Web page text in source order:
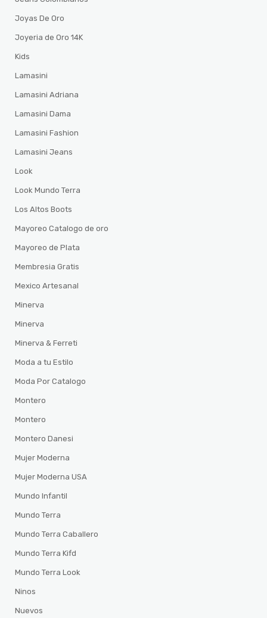
Joyas De Oro
Joyeria de Oro 14K
Kids
Lamasini
Lamasini Adriana
Lamasini Dama
Lamasini Fashion
Lamasini Jeans
Look
Look Mundo Terra
Los Altos Boots
Mayoreo Catalogo de oro
Mayoreo de Plata
Membresia Gratis
Mexico Artesanal
Minerva
Minerva
Minerva & Ferreti
Moda a tu Estilo
Moda Por Catalogo
Montero
Montero
Montero Danesi
Mujer Moderna
Mujer Moderna USA
Mundo Infantil
Mundo Terra
Mundo Terra Caballero
Mundo Terra Kifd
Mundo Terra Look
Ninos
Nuevos